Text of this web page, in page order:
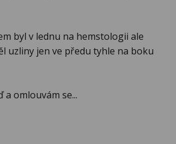
byl v lednu na hemstologii ale
uzliny jen ve předu tyhle na boku
a omlouvám se...